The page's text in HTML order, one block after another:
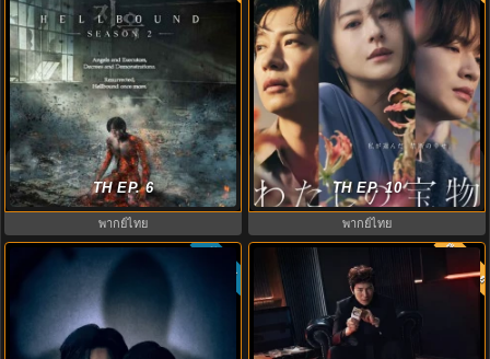
ทัณฑ์นรก 2 พากย์ไทย (2024)
Hellbound 2 EP.1-6 (จบ)
TH EP. 6
พากย์ไทย
เหนือรักแลกปรารถนา (2023) My
Precious พากย์ไทย EP.1-10 (จบ)
TH EP. 10
พากย์ไทย
ซับไทย พากย์ไทย